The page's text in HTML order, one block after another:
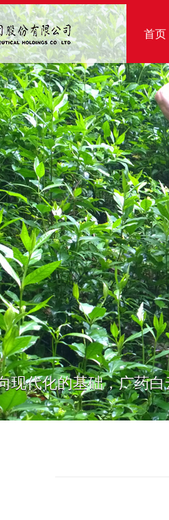
首页
现代化的基础，广药